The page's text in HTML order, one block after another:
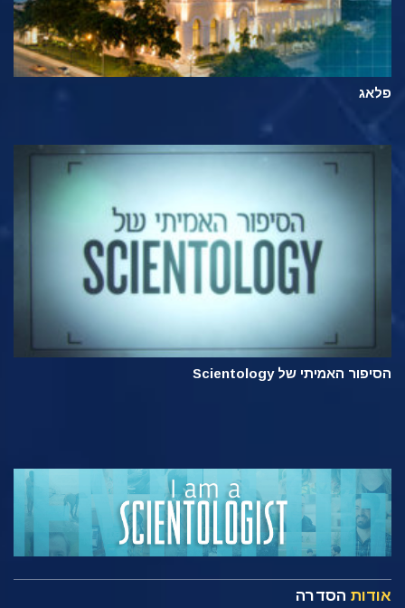
פלאג
הסיפור האמיתי של Scientology
אודות הסדרה